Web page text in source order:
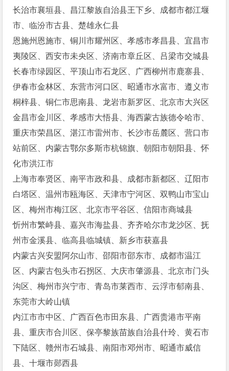
长治市襄垣县、昌江黎族自治县王下乡、成都市都江堰
市、临汾市古县、楚雄永仁县
恩施州恩施市、铜川市耀州区、孝感市孝昌县、宜昌市
夷陵区、西安市未央区、济南市章丘区、吕梁市交城县
长春市绿园区、平顶山市石龙区、广西柳州市鹿寨县、
伊春市金林区、东营市河口区、昭通市水富市、遵义市
桐梓县、铜仁市思南县、龙岩市新罗区、北京市大兴区
金昌市金川区、孝感市大悟县、海西蒙古族德令哈市、
重庆市荣昌区、湛江市雷州市、长沙市岳麓区、营口市
站前区、内蒙古鄂尔多斯市杭锦旗、朝阳市朝阳县、怀
化市洪江市
上海市奉贤区、南平市政和县、成都市新都区、辽阳市
白塔区、温州市瓯海区、天津市宁河区、双鸭山市宝山
区、梅州市梅江区、北京市平谷区、信阳市商城县
忻州市繁峙县、嘉兴市海盐县、齐齐哈尔市龙沙区、抚
州市金溪县、临高县临城镇、新乡市获嘉县
内蒙古兴安盟阿尔山市、邵阳市邵东市、成都市温江
区、内蒙古包头市石拐区、大庆市肇源县、北京市门头
沟区、梅州市兴宁市、青岛市莱西市、云浮市郁南县、
东莞市大岭山镇
内江市市中区、广西百色市田东县、广西贵港市平南
县、重庆市合川区、保亭黎族苗族自治县什玲、黄石市
下陆区、赣州市石城县、南阳市邓州市、昭通市威信
县、十堰市郧西县